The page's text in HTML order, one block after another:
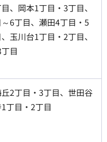
、岡本1丁目・3丁目、
6丁目、瀬田4丁目・5
玉川台1丁目・2丁目、
目
2丁目・3丁目、世田谷
丁目・2丁目